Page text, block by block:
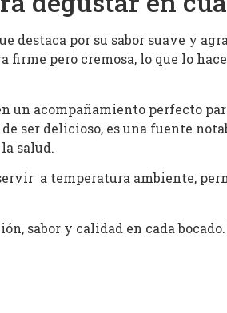
destaca por su sabor suave y
firme pero cremosa, lo que lo
un acompañamiento perfecto
ser delicioso, es una fuente
salud.
a temperatura ambiente,
sabor y calidad en cada